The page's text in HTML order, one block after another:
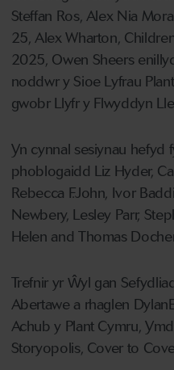
Steffan Ros, Alex Nia
25, Alex Wharton,
2025, Owen Sheers
noddwr y Sioe Lyfrau
gwobr Llyfr y Flwyddyn
Yn cynnal sesiynau
phoblogaidd Liz Hyder,
Rebecca F.John, Ivor
Newbery, Lesley Parr,
Helen and Thomas
Trefnir yr Ŵyl gan
Abertawe a rhaglen
Achub y Plant Cymru,
Storyopolis, Cover to